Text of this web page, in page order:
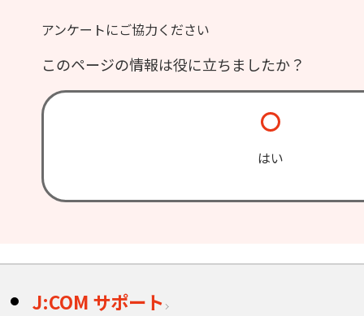
アンケートにご協力ください
このページの情報は役に立ちましたか？
はい
J:COM サポート